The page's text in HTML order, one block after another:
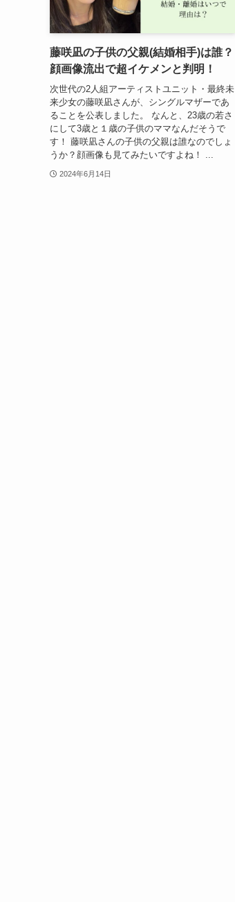
藤咲凪の子供の父親(結婚相手)は誰？
顔画像流出で超イケメンと判明！
次世代の2人組アーティストユニット・最終未
来少女の藤咲凪さんが、シングルマザーであ
ることを公表しました。 なんと、23歳の若さ
にして3歳と１歳の子供のママなんだそうで
す！ 藤咲凪さんの子供の父親は誰なのでしょ
うか？顔画像も見てみたいですよね！ ...
2024年6月14日